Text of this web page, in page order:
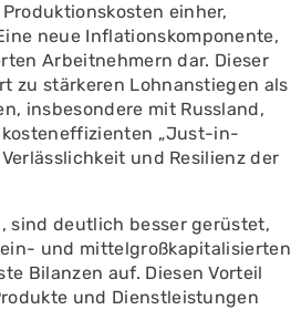
einher,
neue Inflationskomponente,
Arbeitnehmern dar. Dieser
zu stärkeren Lohnanstiegen als
insbesondere mit Russland,
„Just-in-
und Resilienz der
sind deutlich besser gerüstet,
und mittelgroßkapitalisierten
Bilanzen auf. Diesen Vorteil
und Dienstleistungen